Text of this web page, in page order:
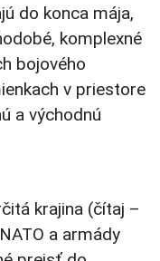
do konca mája,
komplexné
bojového
v priestore
a východnú
krajina (čítaj –
a armády